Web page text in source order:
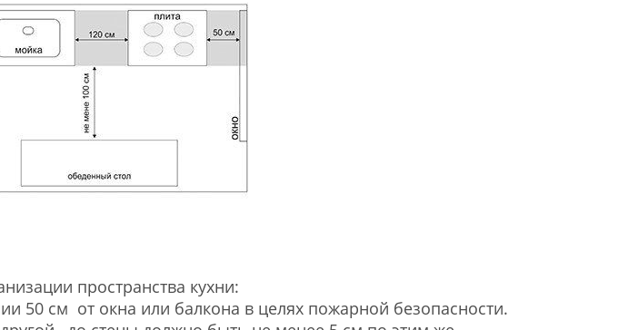
пространства кухни:
50 см от окна или балкона в целях пожарной безопасности.